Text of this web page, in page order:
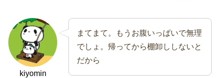
kiyomin
まてまて。もうお腹いっぱいで無理
でしょ。帰ってから棚卸ししないと
だから